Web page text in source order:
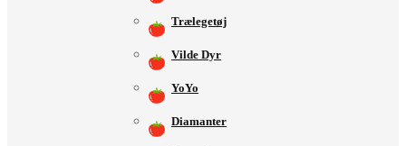
Trælegetøj
Vilde Dyr
YoYo
Diamanter